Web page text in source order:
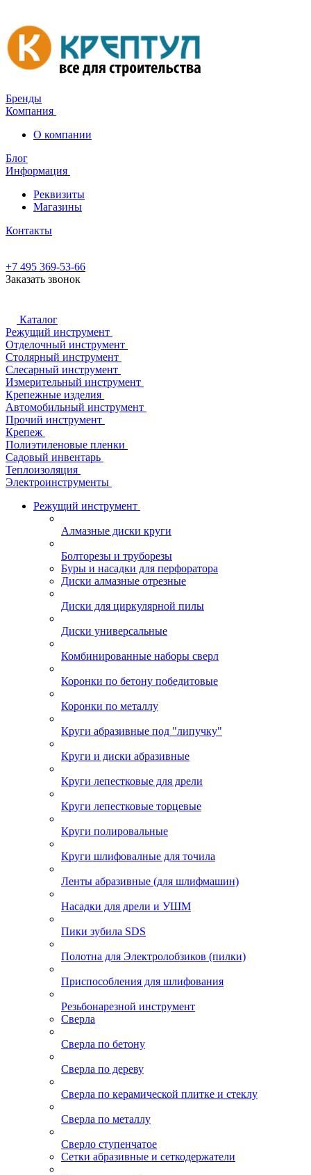
Бренды
Компания
О компании
Блог
Информация
Реквизиты
Магазины
Контакты
+7 495 369-53-66
Заказать звонок
Каталог
Режущий инструмент
Отделочный инструмент
Столярный инструмент
Слесарный инструмент
Измерительный инструмент
Крепежные изделия
Автомобильный инструмент
Прочий инструмент
Крепеж
Полиэтиленовые пленки
Садовый инвентарь
Теплоизоляция
Электроинструменты
Режущий инструмент
Алмазные диски круги
Болторезы и труборезы
Буры и насадки для перфоратора
Диски алмазные отрезные
Диски для циркулярной пилы
Диски универсальные
Комбинированные наборы сверл
Коронки по бетону победитовые
Коронки по металлу
Круги абразивные под "липучку"
Круги и диски абразивные
Круги лепестковые для дрели
Круги лепестковые торцевые
Круги полировальные
Круги шлифовалные для точила
Ленты абразивные (для шлифмашин)
Насадки для дрели и УШМ
Пики зубила SDS
Полотна для Электролобзиков (пилки)
Приспособления для шлифования
Резьбонарезной инструмент
Сверла
Сверла по бетону
Сверла по дереву
Сверла по керамической плитке и стеклу
Сверла по металлу
Сверло ступенчатое
Сетки абразивные и сеткодержатели